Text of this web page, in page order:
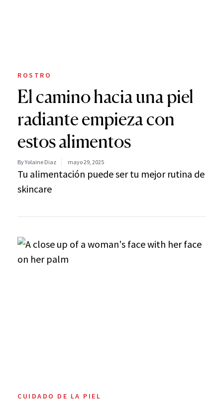
ROSTRO
El camino hacia una piel
radiante empieza con
estos alimentos
By Yolaine Diaz mayo 29, 2025
Tu alimentación puede ser tu mejor rutina de
skincare
CUIDADO DE LA PIEL